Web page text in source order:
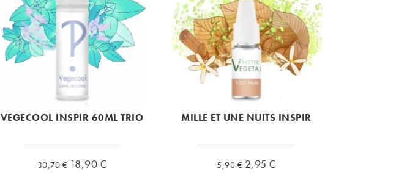
VEGECOOL INSPIR 60ML TRIO
Prix de base
30,70 € Prix
18,90 €
MILLE ET UNE NUITS INSPIR
Prix de base
5,90 € Prix
2,95 €